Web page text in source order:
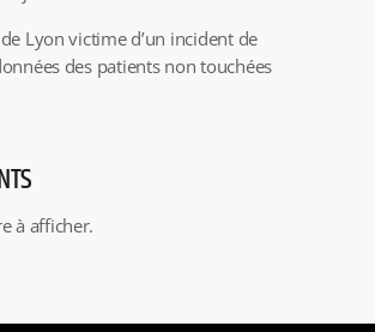
Lyon victime d’un incident de
des patients non touchées
à afficher.